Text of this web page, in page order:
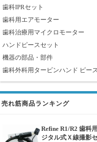
歯科IPRセット
歯科用エアモーター
歯科治療用マイクロモーター
ハンドピースセット
機器の部品・部件
歯科外科用タービンハンド ピー
売れ筋商品ランキング
Refine R1/R2 歯科
ジタル式Ｘ線撮影